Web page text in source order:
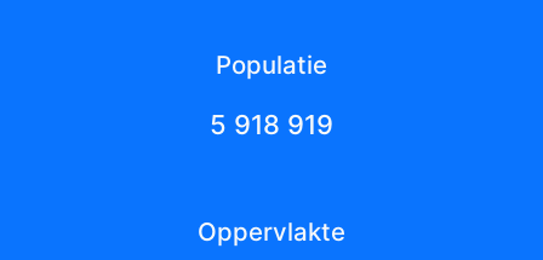
Populatie
5 918 919
Oppervlakte